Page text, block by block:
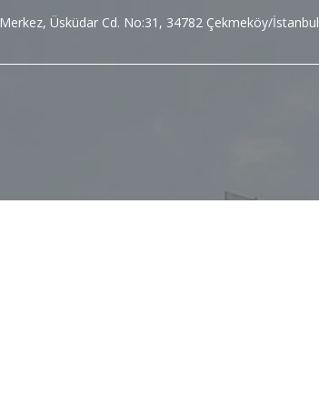
Merkez, Üsküdar Cd. No:31, 34782 Çekmeköy/İstanbul